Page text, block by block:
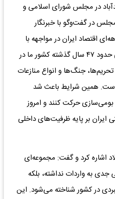
در مجلس شورای اسلامی و
در گفت‌وگو با خبرنگار
اقتصاد ایران در مواجهه با
فشارهای بیرونی، تأکید کرد: طی حدود ۴۷ سال گذشته کشور ما در
جنگ‌ها و انواع منازعات
است. همین شرایط باعث شد
حرکت کنند و امروز
بر پایه ظرفیت‌های داخلی
اشاره کرد و گفت: مجموعه‌ای
جدی به واردات نداشته، بلکه
در کشور شناخته می‌شود. این